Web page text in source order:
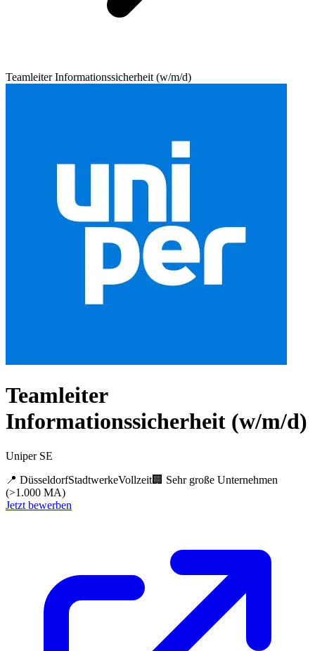
Teamleiter Informationssicherheit (w/m/d)
Teamleiter
Informationssicherheit (w/m/d)
Uniper SE
📍 DüsseldorfStadtwerkeVollzeit🏢 Sehr große Unternehmen
(>1.000 MA)
Jetzt bewerben